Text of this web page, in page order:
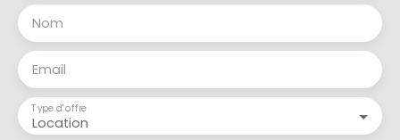
Nom
Email
Location
Type d'offre